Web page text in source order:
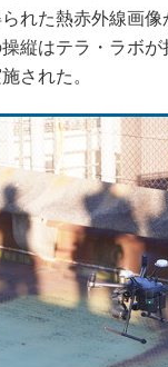
れた熱赤外線画
縦はテラ・ラボ
された。